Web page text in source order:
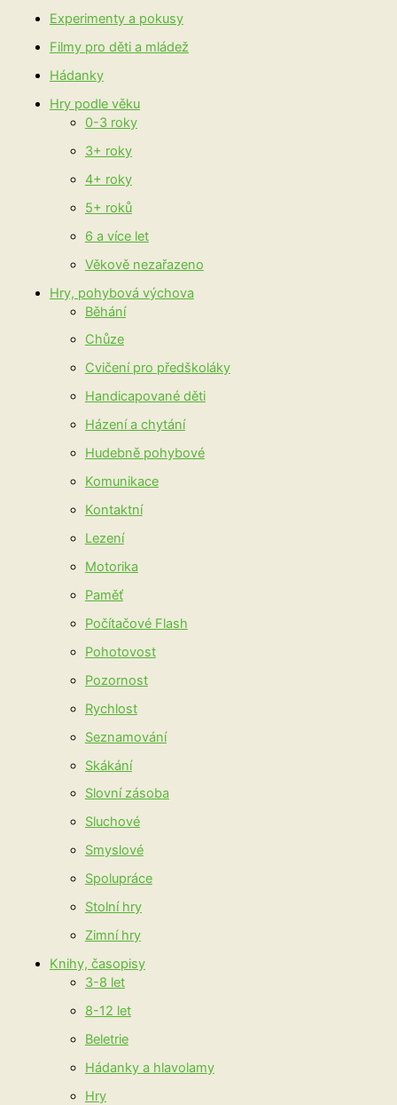
Experimenty a pokusy
Filmy pro děti a mládež
Hádanky
Hry podle věku
0-3 roky
3+ roky
4+ roky
5+ roků
6 a více let
Věkově nezařazeno
Hry, pohybová výchova
Běhání
Chůze
Cvičení pro předškoláky
Handicapované děti
Házení a chytání
Hudebně pohybové
Komunikace
Kontaktní
Lezení
Motorika
Paměť
Počítačové Flash
Pohotovost
Pozornost
Rychlost
Seznamování
Skákání
Slovní zásoba
Sluchové
Smyslové
Spolupráce
Stolní hry
Zimní hry
Knihy, časopisy
3-8 let
8-12 let
Beletrie
Hádanky a hlavolamy
Hry